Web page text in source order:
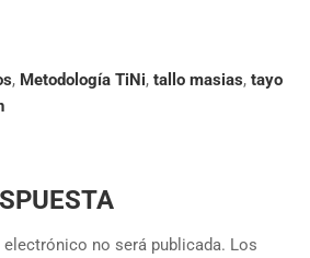
, Metodología TiNi, tallo masias, tayo
no será publicada. Los